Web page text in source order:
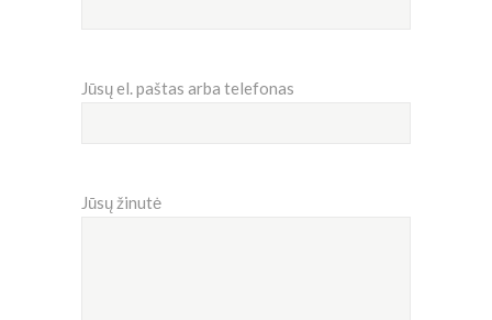
Jūsų el. paštas arba telefonas
Jūsų žinutė